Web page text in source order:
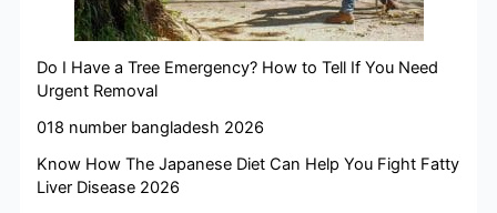
Do I Have a Tree Emergency? How to Tell If You Need
Urgent Removal
018 number bangladesh 2026
Know How The Japanese Diet Can Help You Fight Fatty
Liver Disease 2026